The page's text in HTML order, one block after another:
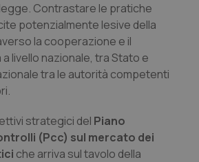
Giulia
coronaropatie
Contrastare le pratiche
potenzialmente lesive della
la cooperazione e il
livello nazionale, tra Stato e
tra le autorità competenti
strategici del Piano
(Pcc) sul mercato dei
che arriva sul tavolo della